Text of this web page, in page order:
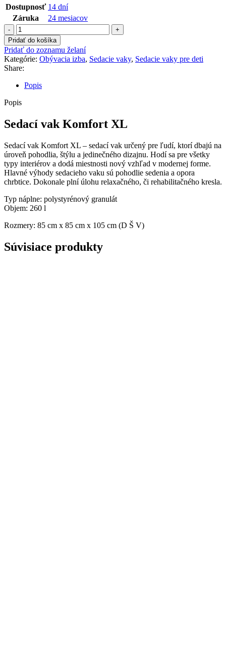
Dostupnosť 14 dní
Záruka
24 mesiacov
množstvo
Sedací
vak
Komfort
XL
Pridať do košíka
Pridať do zoznamu želaní
Kategórie: Obývacia izba, Sedacie vaky, Sedacie vaky pre deti
Share:
Popis
Popis
Sedací vak Komfort XL
Sedací vak Komfort XL – sedací vak určený pre ľudí, ktorí dbajú na
úroveň pohodlia, štýlu a jedinečného dizajnu. Hodí sa pre všetky
typy interiérov a dodá miestnosti nový vzhľad v modernej forme.
Hlavné výhody sedacieho vaku sú pohodlie sedenia a opora
chrbtice. Dokonale plní úlohu relaxačného, či rehabilitačného kresla.
Typ náplne: polystyrénový granulát
Objem: 260 l
Rozmery: 85 cm x 85 cm x 105 cm (D Š V)
Súvisiace produkty